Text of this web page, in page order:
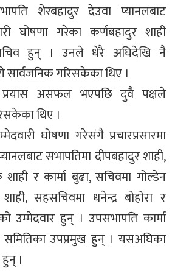
शेरबहादुर देउवा प्यानलबाट
घोषणा गरेका कर्णबहादुर शाही
हुन् । उनले धेरै अघिदेखि नै
सार्वजनिक गरिसकेका थिए ।
प्रयास असफल भएपछि दुवै पक्षले
थिए ।
घोषणा गरेसंगै प्रचारप्रसारमा
सभापतिमा दीपबहादुर शाही,
र कार्मा बुढा, सचिवमा गोल्डेन
सहसचिवमा धनेन्द्र बोहोरा र
उम्मेदवार हुन् । उपसभापति कार्मा
उपप्रमुख हुन् । यसअघिका
।